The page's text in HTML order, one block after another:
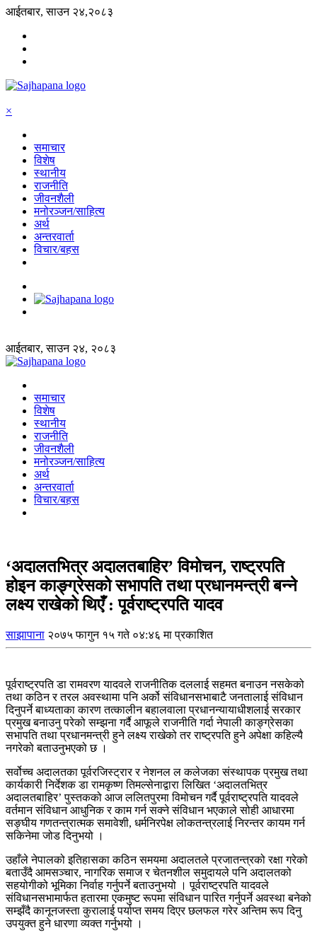
आईतबार, साउन २४,२०८३
×
समाचार
विशेष
स्थानीय
राजनीति
जीवनशैली
मनोरञ्जन/साहित्य
अर्थ
अन्तरवार्ता
विचार/बहस
आईतबार, साउन २४, २०८३
समाचार
विशेष
स्थानीय
राजनीति
जीवनशैली
मनोरञ्जन/साहित्य
अर्थ
अन्तरवार्ता
विचार/बहस
‘अदालतभित्र अदालतबाहिर’ विमोचन, राष्ट्रपति
होइन काङ्ग्रेसको सभापति तथा प्रधानमन्त्री बन्ने
लक्ष्य राखेको थिएँ : पूर्वराष्ट्रपति यादव
साझापाना २०७५ फागुन १५ गते ०४:४६ मा प्रकाशित
पूर्वराष्ट्रपति डा रामवरण यादवले राजनीतिक दललाई सहमत बनाउन नसकेको
तथा कठिन र तरल अवस्थामा पनि अर्को संविधानसभाबाटै जनतालाई संविधान
दिनुपर्ने बाध्यताका कारण तत्कालीन बहालवाला प्रधानन्यायाधीशलाई सरकार
प्रमुख बनाउनु परेको सम्झना गर्दै आफूले राजनीति गर्दा नेपाली काङ्ग्रेसका
सभापति तथा प्रधानमन्त्री हुने लक्ष्य राखेको तर राष्ट्रपति हुने अपेक्षा कहिल्यै
नगरेको बताउनुभएको छ ।
सर्वोच्च अदालतका पूर्वरजिस्ट्रार र नेशनल ल कलेजका संस्थापक प्रमुख तथा
कार्यकारी निर्देशक डा रामकृष्ण तिमल्सेनाद्वारा लिखित ‘अदालतभित्र
अदालतबाहिर’ पुस्तकको आज ललितपुरमा विमोचन गर्दै पूर्वराष्ट्रपति यादवले
वर्तमान संविधान आधुनिक र काम गर्न सक्ने संविधान भएकाले सोही आधारमा
सङ्घीय गणतन्त्रात्मक समावेशी, धर्मनिरपेक्ष लोकतन्त्रलाई निरन्तर कायम गर्न
सकिनेमा जोड दिनुभयो ।
उहाँले नेपालको इतिहासका कठिन समयमा अदालतले प्रजातन्त्रको रक्षा गरेको
बताउँदै आमसञ्चार, नागरिक समाज र चेतनशील समुदायले पनि अदालतको
सहयोगीको भूमिका निर्वाह गर्नुपर्ने बताउनुभयो । पूर्वराष्ट्रपति यादवले
संविधानसभामार्फत हतारमा एकमुष्ट रूपमा संविधान पारित गर्नुपर्ने अवस्था बनेको
सम्झँदै कानूनजस्ता कुरालाई पर्याप्त समय दिएर छलफल गरेर अन्तिम रूप दिनु
उपयुक्त हुने धारणा व्यक्त गर्नुभयो ।